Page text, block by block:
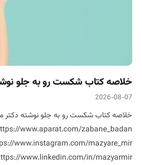
خلاصه کتاب شکست رو به جلو
2026-08-07
www.aparat.com/zabane_badan
www.instagram.com/mazyare_mir